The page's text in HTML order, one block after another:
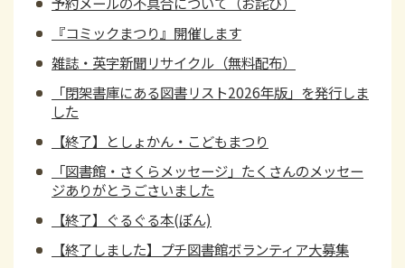
『コミックまつり』開催します
雑誌・英字新聞リサイクル（無料配布）
「閉架書庫にある図書リスト2026年版」を発行しま
した
【終了】としょかん・こどもまつり
「図書館・さくらメッセージ」たくさんのメッセー
ジありがとうごさいました
【終了】ぐるぐる本(ぽん)
【終了しました】プチ図書館ボランティア大募集